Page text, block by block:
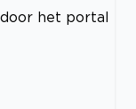
het portal